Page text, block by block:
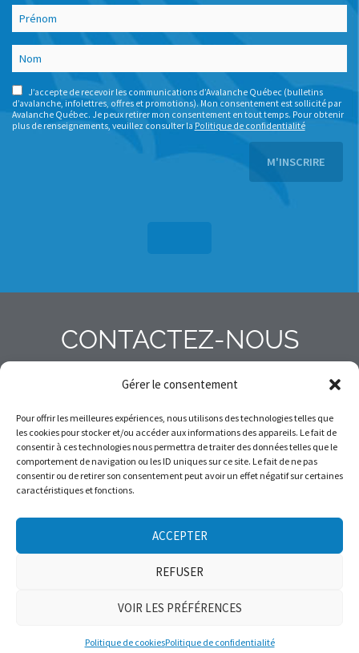
Gérer le consentement
Pour offrir les meilleures expériences, nous utilisons des technologies telles que
les cookies pour stocker et/ou accéder aux informations des appareils. Le fait de
consentir à ces technologies nous permettra de traiter des données telles que le
comportement de navigation ou les ID uniques sur ce site. Le fait de ne pas
consentir ou de retirer son consentement peut avoir un effet négatif sur certaines
caractéristiques et fonctions.
ACCEPTER
REFUSER
VOIR LES PRÉFÉRENCES
Politique de cookiesPolitique de confidentialité
J’accepte de recevoir les communications d’Avalanche Québec (bulletins
d’avalanche, infolettres, offres et promotions). Mon consentement est sollicité par
Avalanche Québec. Je peux retirer mon consentement en tout temps. Pour obtenir
plus de renseignements, veuillez consulter la Politique de confidentialité
CONTACTEZ-NOUS
info@avalanchequebec.ca
+14187635315